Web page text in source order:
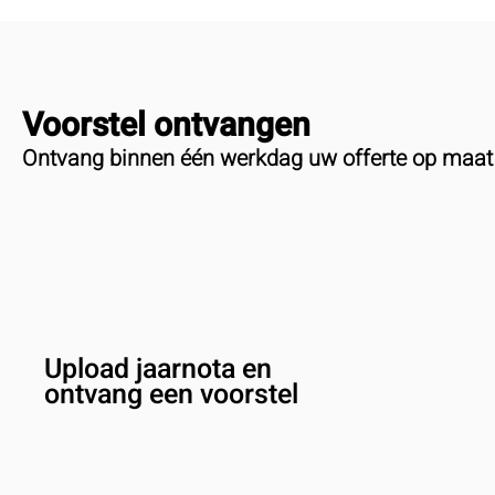
Voorstel ontvangen
Ontvang binnen één werkdag uw offerte op maat
Upload jaarnota en
ontvang een voorstel